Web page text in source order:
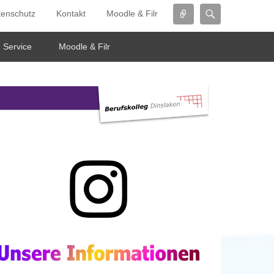
Connect
Kontakt Moodle & Filr
Service Moodle & Filr